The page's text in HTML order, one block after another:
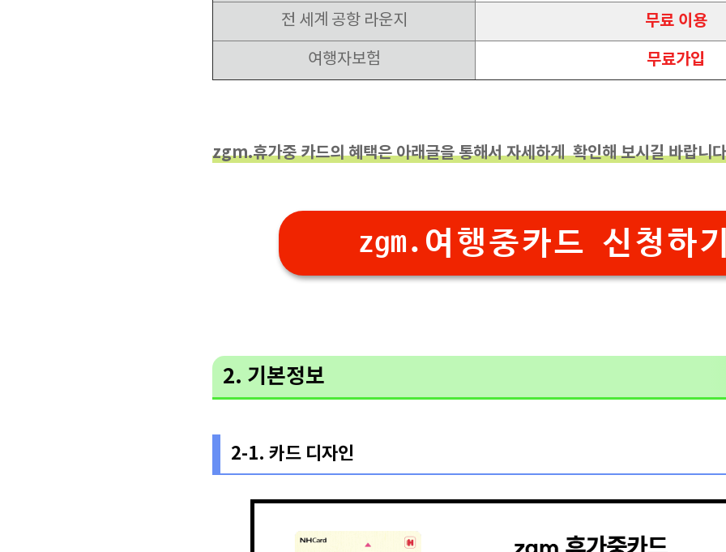
전 세계 공항 라운지 무료 이용
여행자보험 무료가입
zgm.휴가중 카드의 혜택은 아래글을 통해서 자세하게 확인해 보시길 바랍니
zgm.여행중카드 신청하
2. 기본정보
2-1. 카드 디자인